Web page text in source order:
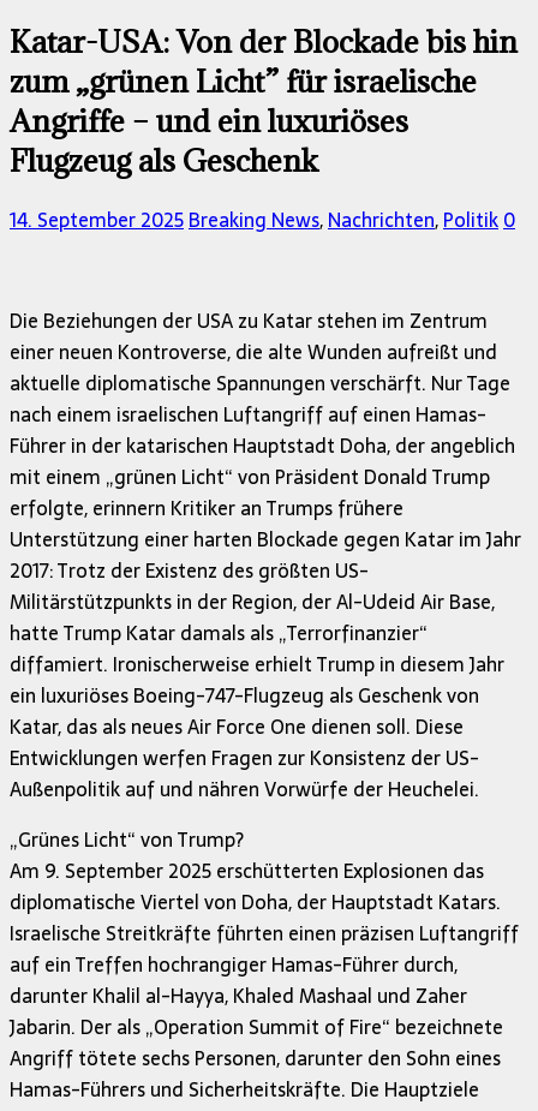
Katar-USA: Von der Blockade bis hin
zum „grünen Licht” für israelische
Angriffe – und ein luxuriöses
Flugzeug als Geschenk
14. September 2025Breaking News,Nachrichten,Politik0
Die Beziehungen der USA zu Katar stehen im Zentrum
einer neuen Kontroverse, die alte Wunden aufreißt und
aktuelle diplomatische Spannungen verschärft. Nur Tage
nach einem israelischen Luftangriff auf einen Hamas-
Führer in der katarischen Hauptstadt Doha, der angeblich
mit einem „grünen Licht“ von Präsident Donald Trump
erfolgte, erinnern Kritiker an Trumps frühere
Unterstützung einer harten Blockade gegen Katar im Jahr
2017: Trotz der Existenz des größten US-
Militärstützpunkts in der Region, der Al-Udeid Air Base,
hatte Trump Katar damals als „Terrorfinanzier“
diffamiert. Ironischerweise erhielt Trump in diesem Jahr
ein luxuriöses Boeing-747-Flugzeug als Geschenk von
Katar, das als neues Air Force One dienen soll. Diese
Entwicklungen werfen Fragen zur Konsistenz der US-
Außenpolitik auf und nähren Vorwürfe der Heuchelei.
„Grünes Licht“ von Trump?
Am 9. September 2025 erschütterten Explosionen das
diplomatische Viertel von Doha, der Hauptstadt Katars.
Israelische Streitkräfte führten einen präzisen Luftangriff
auf ein Treffen hochrangiger Hamas-Führer durch,
darunter Khalil al-Hayya, Khaled Mashaal und Zaher
Jabarin. Der als „Operation Summit of Fire“ bezeichnete
Angriff tötete sechs Personen, darunter den Sohn eines
Hamas-Führers und Sicherheitskräfte. Die Hauptziele